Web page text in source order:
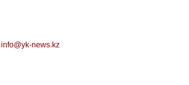
info@yk-news.kz